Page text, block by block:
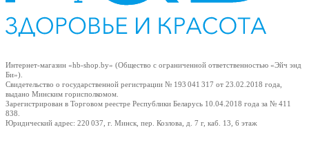
Интернет-магазин «hb-shop.by» (Общество с ограниченной ответственностью «Эйч энд
Би»).
Свидетельство о государственной регистрации № 193 041 317 от 23.02.2018 года,
выдано Минским горисполкомом.
Зарегистрирован в Торговом реестре Республики Беларусь 10.04.2018 года за № 411
838.
Юридический адрес: 220 037, г. Минск, пер. Козлова, д. 7 г, каб. 13, 6 этаж